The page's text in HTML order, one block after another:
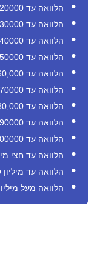
הלוואה עד 20000 שקל
הלוואה עד 30000 ש"ח
הלוואה עד 40000 ש"ח
הלוואה עד 50000 ש"ח
הלוואה עד 60,000 ש"ח
הלוואה עד 70000 ש"ח
הלוואה עד 80,000 ש"ח
הלוואה עד 90000 ש"ח
הלוואה עד 100000 ש"ח
הלוואה עד חצי
הלוואה עד
הלוואה מעל